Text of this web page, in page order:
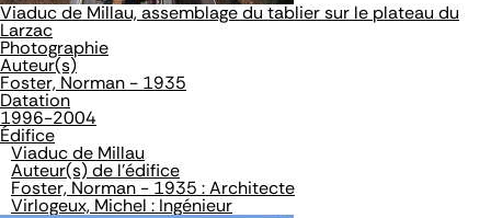
Viaduc de Millau, assemblage du tablier sur le plateau du
Larzac
Photographie
Auteur(s)
Foster, Norman - 1935
Datation
1996-2004
Édifice
Viaduc de Millau
Auteur(s) de l'édifice
Foster, Norman - 1935 : Architecte
Virlogeux, Michel : Ingénieur